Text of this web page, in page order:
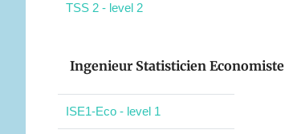
TSS 2 - level 2
Ingenieur Statisticien Economiste
ISE1-Eco - level 1